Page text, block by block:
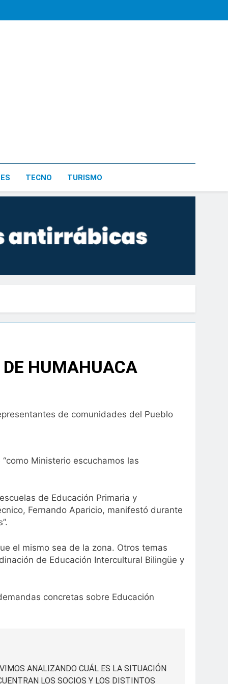
TECNO TURISMO
DE HUMAHUACA
de comunidades del Pueblo
“como Ministerio escuchamos las
de Educación Primaria y
Fernando Aparicio, manifestó durante
el mismo sea de la zona. Otros temas
de Educación Intercultural Bilingüe y
concretas sobre Educación
ANALIZANDO CUÁL ES LA SITUACIÓN
LOS SOCIOS Y LOS DISTINTOS